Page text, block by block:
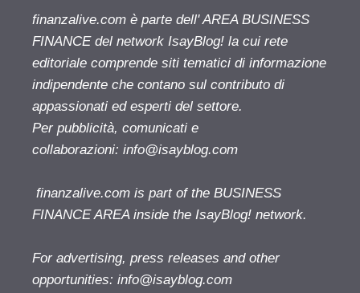
finanzalive.com è parte dell' AREA BUSINESS
FINANCE del network IsayBlog! la cui rete
editoriale comprende siti tematici di informazione
indipendente che contano sul contributo di
appassionati ed esperti del settore.
Per pubblicità, comunicati e
collaborazioni: info@isayblog.com
finanzalive.com is part of the BUSINESS
FINANCE AREA inside the IsayBlog! network.
For advertising, press releases and other
opportunities: info@isayblog.com